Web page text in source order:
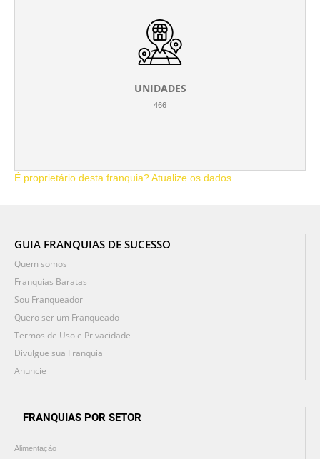
UNIDADES
466
É proprietário desta franquia? Atualize os dados
GUIA FRANQUIAS DE SUCESSO
Quem somos
Franquias Baratas
Sou Franqueador
Quero ser um Franqueado
Termos de Uso e Privacidade
Divulgue sua Franquia
Anuncie
FRANQUIAS POR SETOR
Alimentação